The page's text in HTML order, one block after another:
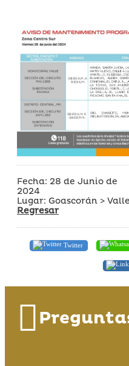
Fecha: 28 de Junio de
2024
Lugar: Goascorán > Valle
Regresar
Twitter